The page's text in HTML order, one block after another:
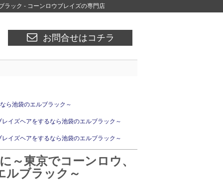
ラック - コーンロウブレイズの専門店
お問合せはコチラ
ら池袋のエルブラック～
イズヘアをするなら池袋のエルブラック～
イズヘアをするなら池袋のエルブラック～
～東京でコーンロウ、
ルブラック～